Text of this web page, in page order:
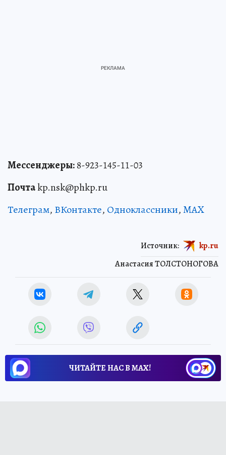
Мессенджеры:8-923-145-11-03
Почтаkp.nsk@phkp.ru
Телеграм, ВКонтакте, Одноклассники,MAX
Анастасия ТОЛСТОНОГОВА
Источник: kp.ru
ЧИТАЙТЕ НАС В МАХ!